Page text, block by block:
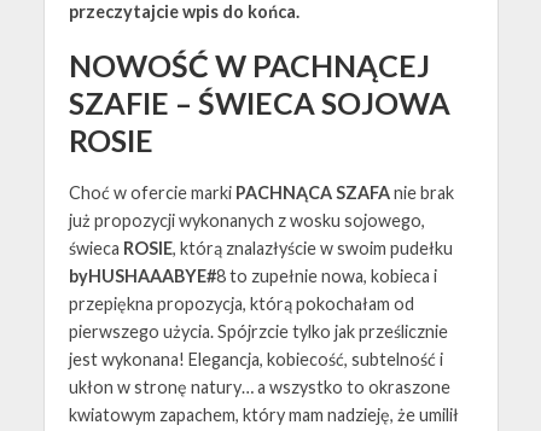
przeczytajcie wpis do końca.
NOWOŚĆ W PACHNĄCEJ
SZAFIE – ŚWIECA SOJOWA
ROSIE
Choć w ofercie marki PACHNĄCA SZAFAnie brak
już propozycji wykonanych z wosku sojowego,
świeca ROSIE, którą znalazłyście w swoim pudełku
byHUSHAAABYE#8 to zupełnie nowa, kobieca i
przepiękna propozycja, którą pokochałam od
pierwszego użycia. Spójrzcie tylko jak prześlicznie
jest wykonana! Elegancja, kobiecość, subtelność i
ukłon w stronę natury… a wszystko to okraszone
kwiatowym zapachem, który mam nadzieję, że umilił